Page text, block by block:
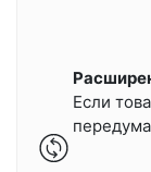
Если